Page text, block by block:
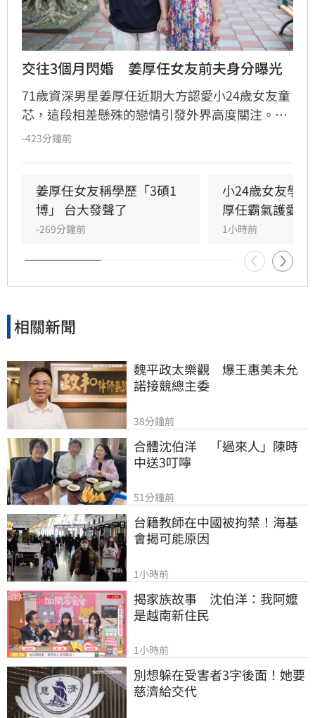
交往3個月閃婚　姜厚任女友前夫身分曝光
71歲資深男星姜厚任近期大方認愛小24歲女友童
芯，這段相差懸殊的戀情引發外界高度關注。隨
後，女方過往婚姻史被起底，據悉童芯曾於2014
博」的學歷也遭到網友質疑造假。面對外界排山
倒海的輿論與質疑，姜厚任透過媒體公開回應，
強調自己對於女友的過往有充分了解，並呼籲外
-423分鐘前
姜厚任女友稱學歷「3碩1
博」 台大發聲了
-269分鐘前
小24歲女友學
厚任霸氣護愛回
1小時前
相關新聞
魏平政太樂觀　爆王惠美未允
諾接競總主委
38分鐘前
合體沈伯洋　「過來人」陳時
中送3叮嚀
51分鐘前
台籍教師在中國被拘禁！海基
會揭可能原因
1小時前
揭家族故事　沈伯洋：我阿嬤
是越南新住民
1小時前
別想躲在受害者3字後面！她要
慈濟給交代